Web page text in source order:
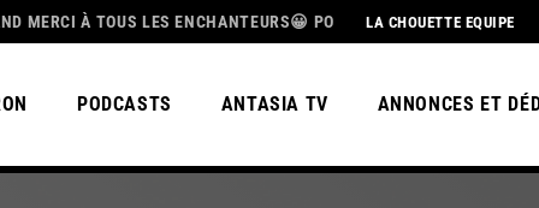
LES ENCHANTEURS😀 POUR CETTE MAGNIFIQUE SAISON 3, BEL
LA CHOUETTE EQUIPE
PODCASTS ANTASIA TV ANNONCES ET